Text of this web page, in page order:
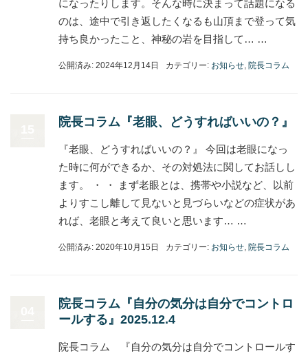
になったりします。そんな時に決まって話題になる
のは、途中で引き返したくなるも山頂まで登って気
持ち良かったこと、神秘の岩を目指して… …
公開済み: 2024年12月14日 カテゴリー: お知らせ, 院長コラム
院長コラム『老眼、どうすればいいの？』
『老眼、どうすればいいの？』 今回は老眼になっ
た時に何ができるか、その対処法に関してお話しし
ます。 ・ ・ まず老眼とは、携帯や小説など、以前
よりすこし離して見ないと見づらいなどの症状があ
れば、老眼と考えて良いと思います… …
公開済み: 2020年10月15日 カテゴリー: お知らせ, 院長コラム
院長コラム『自分の気分は自分でコントロ
ールする』2025.12.4
院長コラム 『自分の気分は自分でコントロールす